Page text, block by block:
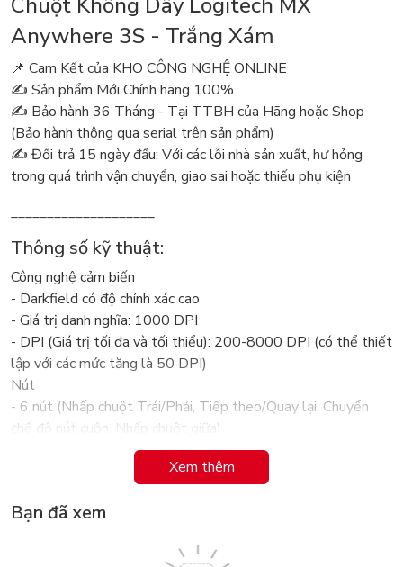
Anywhere 3S - Trắng Xám
📌 Cam Kết của KHO CÔNG NGHỆ ONLINE
✍️ Sản phẩm Mới Chính hãng 100%
✍️ Bảo hành 36 Tháng - Tại TTBH của Hãng hoặc Shop
(Bảo hành thông qua serial trên sản phẩm)
✍️ Đổi trả 15 ngày đầu: Với các lỗi nhà sản xuất, hư hỏng
trong quá trình vận chuyển, giao sai hoặc thiếu phụ kiện
____________________
Thông số kỹ thuật:
Công nghệ cảm biến
- Darkfield có độ chính xác cao
- Giá trị danh nghĩa: 1000 DPI
- DPI (Giá trị tối đa và tối thiểu): 200-8000 DPI (có thể thiết
lập với các mức tăng là 50 DPI)
Nút
- 6 nút (Nhấp chuột Trái/Phải, Tiếp theo/Quay lại, Chuyển
chế độ nút cuộn, Nhấp chuột giữa)
- Bánh xe cuộn: Có, với tính năng chuyển tự động
- Cuộn ngang: Có, bằng cách giữ nút bên cạnh trong khi xoay
Pin
- Giữ năng lượng lên tới 70 ngày với một lần sạc đầy. Có 3
Xem thêm
Bạn đã xem